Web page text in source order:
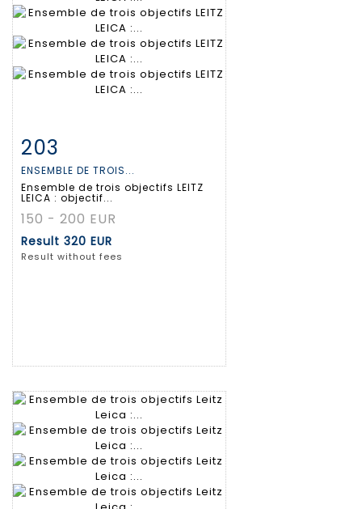
Item detail
203
ENSEMBLE DE TROIS...
Ensemble de trois objectifs LEITZ
LEICA : objectif...
150 - 200 EUR
Result 320 EUR
Result without fees